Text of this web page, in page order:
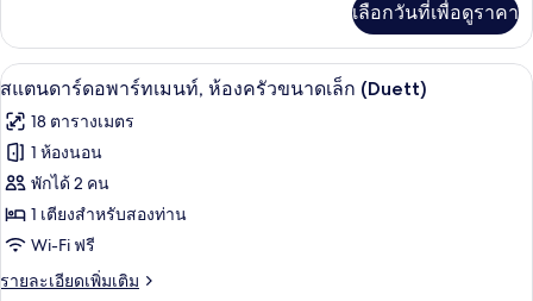
พาร์
ท
เม
นท์,
ห้อง
ครัว
(Ouverture)
เกี่ยว
กับ
ซู
เรี
ยอ
พาร์
ท
เม
นท์,
ห้อง
ครัว
เลือกวันที่เพื่อดูราคา
เปิด
ภาพถ่าย
ทั้งหมด
ของ
สแตนดาร์ด
อ
พาร์
สแตนดาร์ดอพาร์ทเมนท์, ห้องครัวขน
14
สแตนดาร์ดอพาร์ทเมนท์, ห้องครัวขนาดเล็ก (Duett)
18 ตารางเมตร
1 ห้องนอน
พักได้ 2 คน
1 เตียงสำหรับสองท่าน
Wi-Fi ฟรี
รายละเอียดเพิ่มเติม
ราย